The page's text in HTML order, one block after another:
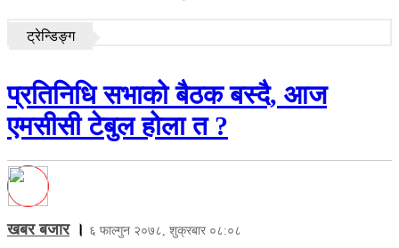
ट्रेन्डिङ्ग
प्रतिनिधि सभाको बैठक बस्दै, आज
एमसीसी टेबुल होला त ?
खबर बजार। ६ फाल्गुन २०७८, शुक्रबार ०८:०८